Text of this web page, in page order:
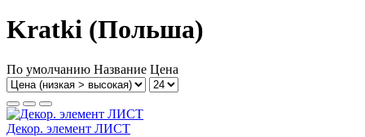
Kratki (Польша)
По умолчанию Название Цена
Декор. элемент ЛИСТ